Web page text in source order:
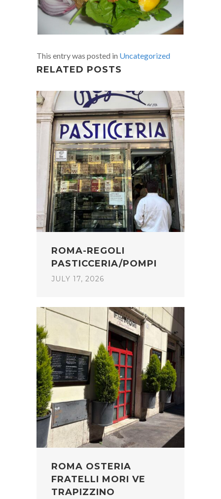
This entry was posted in Uncategorized
RELATED POSTS
ROMA-REGOLI
PASTICCERIA/POMPI
JULY 17, 2026
ROMA OSTERIA
FRATELLI MORI VE
TRAPIZZINO